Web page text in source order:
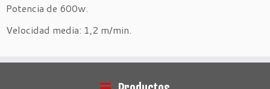
Potencia de 600w.
Velocidad media: 1,2 m/min.